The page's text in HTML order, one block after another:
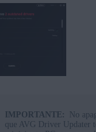
IMPORTANTE:
No
que AVG Driver Updater